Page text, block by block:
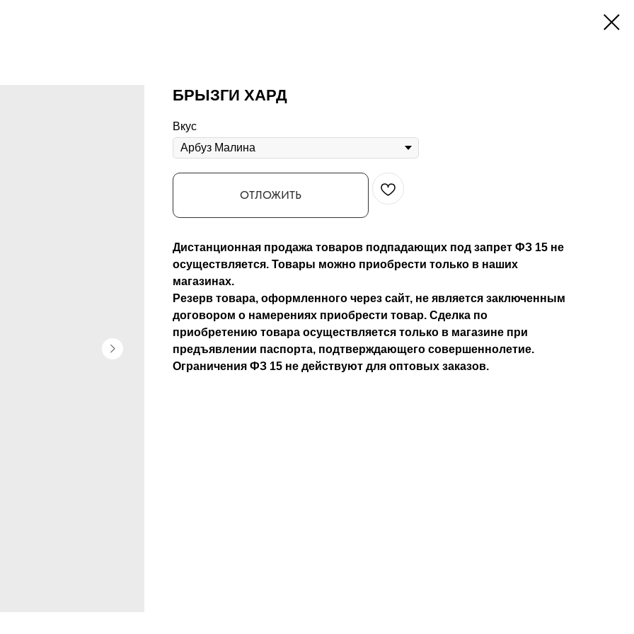
БРЫЗГИ ХАРД
Вкус
ОТЛОЖИТЬ
Дистанционная продажа товаров подпадающих под запрет ФЗ 15 не
осуществляется. Товары можно приобрести только в наших
магазинах.
Резерв товара, оформленного через сайт, не является заключенным
договором о намерениях приобрести товар. Сделка по
приобретению товара осуществляется только в магазине при
предъявлении паспорта, подтверждающего совершеннолетие.
Ограничения ФЗ 15 не действуют для оптовых заказов.